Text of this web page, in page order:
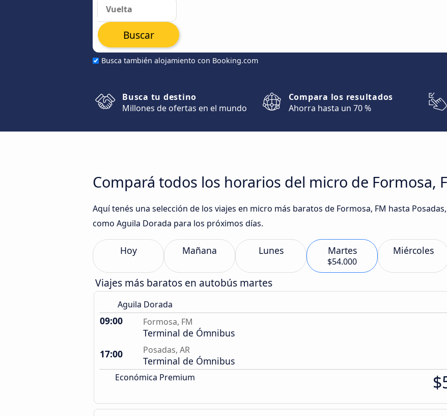
Busca también alojamiento con Booking.com
Buscar
Busca tu destino
Millones de ofertas en el mundo
Compara los resultados
Ahorra hasta un 70 %
Compará todos los horarios del micro de Formosa,
Aquí tenés una selección de los viajes en micro más baratos de Formosa, FM hasta
como Aguila Dorada para los próximos días.
Hoy Mañana Lunes Martes
$54.000
Miércoles
Viajes más baratos en autobús martes
Aguila Dorada
09:00 Formosa, FM
Terminal de Ómnibus
17:00
Posadas, AR
Terminal de Ómnibus
Económica Premium